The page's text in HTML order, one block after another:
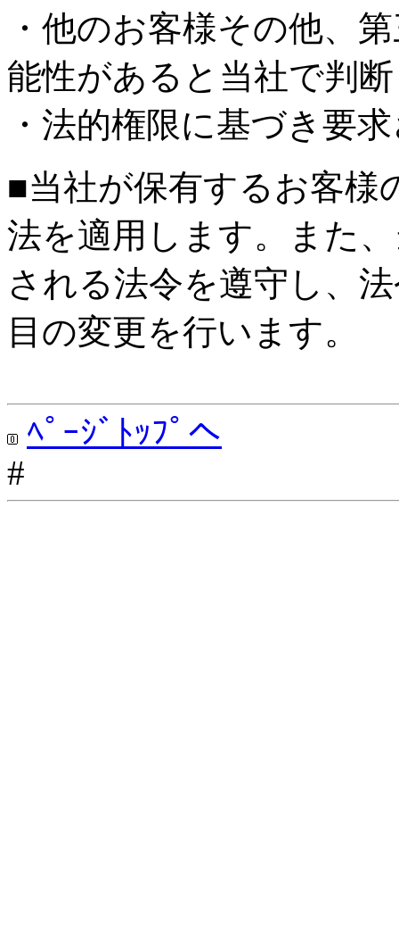
・他のお客様その他、
能性があると当社で判
・法的権限に基づき要
■当社が保有するお客様
法を適用します。また
される法令を遵守し、
目の変更を行います。
ﾍﾟｰｼﾞﾄｯﾌﾟへ
#